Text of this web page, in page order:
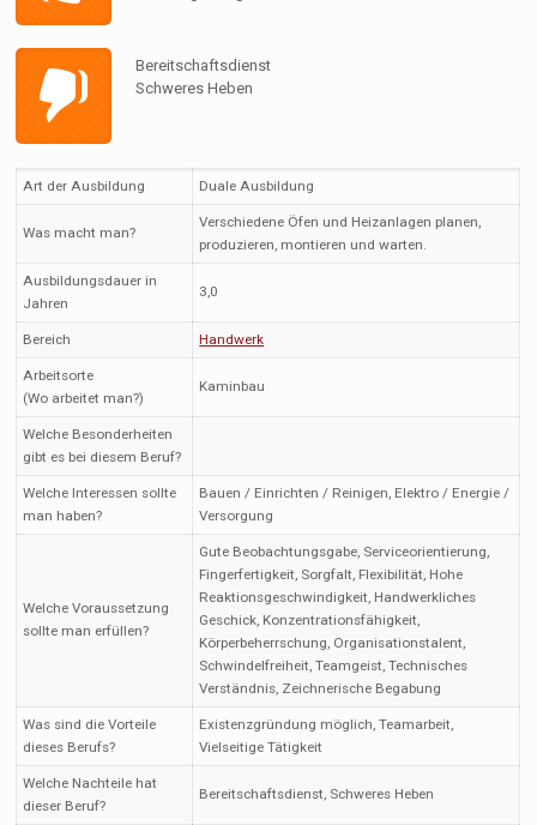
Bereitschaftsdienst
Schweres Heben
Art der Ausbildung Duale Ausbildung
Was macht man?
Verschiedene Öfen und Heizanlagen planen,
produzieren, montieren und warten.
Ausbildungsdauer in
Jahren
3,0
Bereich Handwerk
Arbeitsorte
(Wo arbeitet man?)
Kaminbau
Welche Besonderheiten
gibt es bei diesem Beruf?
Welche Interessen sollte
man haben?
Bauen / Einrichten / Reinigen, Elektro / Energie /
Versorgung
Welche Voraussetzung
sollte man erfüllen?
Gute Beobachtungsgabe, Serviceorientierung,
Fingerfertigkeit, Sorgfalt, Flexibilität, Hohe
Reaktionsgeschwindigkeit, Handwerkliches
Geschick, Konzentrationsfähigkeit,
Körperbeherrschung, Organisationstalent,
Schwindelfreiheit, Teamgeist, Technisches
Verständnis, Zeichnerische Begabung
Was sind die Vorteile
dieses Berufs?
Existenzgründung möglich, Teamarbeit,
Vielseitige Tätigkeit
Welche Nachteile hat
dieser Beruf?
Bereitschaftsdienst, Schweres Heben